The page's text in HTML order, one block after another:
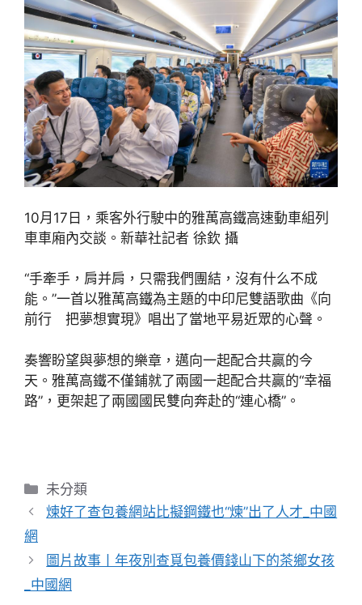
10月17日，乘客外行駛中的雅萬高鐵高速動車組列
車車廂內交談。新華社記者 徐欽 攝
“手牽手，肩并肩，只需我們團結，沒有什么不成
能。”一首以雅萬高鐵為主題的中印尼雙語歌曲《向
前行 把夢想實現》唱出了當地平易近眾的心聲。
奏響盼望與夢想的樂章，邁向一起配合共贏的今
天。雅萬高鐵不僅鋪就了兩國一起配合共贏的“幸福
路”，更架起了兩國國民雙向奔赴的“連心橋”。
分
類
未分類
煉好了查包養網站比擬鋼鐵也“煉”出了人才_中國
網
圖片故事丨年夜別查覓包養價錢山下的茶鄉女孩
_中國網